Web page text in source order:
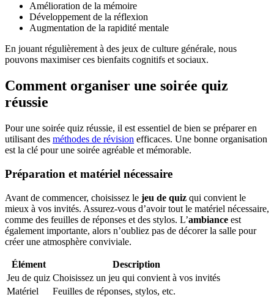
Amélioration de la mémoire
Développement de la réflexion
Augmentation de la rapidité mentale
En jouant régulièrement à des jeux de culture générale, nous
pouvons maximiser ces bienfaits cognitifs et sociaux.
Comment organiser une soirée quiz
réussie
Pour une soirée quiz réussie, il est essentiel de bien se préparer en
utilisant des méthodes de révision efficaces. Une bonne organisation
est la clé pour une soirée agréable et mémorable.
Préparation et matériel nécessaire
Avant de commencer, choisissez le jeu de quiz qui convient le
mieux à vos invités. Assurez-vous d’avoir tout le matériel nécessaire,
comme des feuilles de réponses et des stylos. L’ambiance est
également importante, alors n’oubliez pas de décorer la salle pour
créer une atmosphère conviviale.
Élément
Description
Jeu de quiz Choisissez un jeu qui convient à vos invités
Matériel
Feuilles de réponses, stylos, etc.